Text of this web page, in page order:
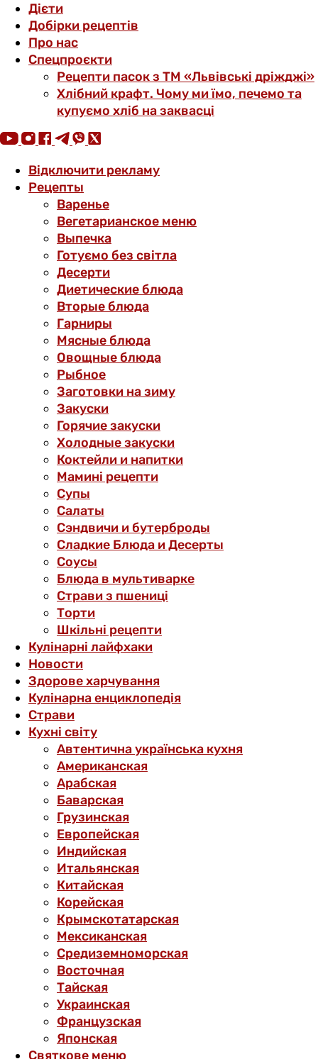
Дієти
Добірки рецептів
Про нас
Спецпроєкти
Рецепти пасок з ТМ «Львівські дріжджі»
Хлібний крафт. Чому ми їмо, печемо та
купуємо хліб на заквасці
Відключити рекламу
Рецепты
Варенье
Вегетарианское меню
Выпечка
Готуємо без світла
Десерти
Диетические блюда
Вторые блюда
Гарниры
Мясные блюда
Овощные блюда
Рыбное
Заготовки на зиму
Закуски
Горячие закуски
Холодные закуски
Коктейли и напитки
Мамині рецепти
Супы
Салаты
Сэндвичи и бутерброды
Сладкие Блюда и Десерты
Соусы
Блюда в мультиварке
Страви з пшениці
Торти
Шкільні рецепти
Кулінарні лайфхаки
Новости
Здорове харчування
Кулінарна енциклопедія
Страви
Кухні світу
Автентична українська кухня
Американская
Арабская
Баварская
Грузинская
Европейская
Индийская
Итальянская
Китайская
Корейская
Крымскотатарская
Мексиканская
Средиземноморская
Восточная
Тайская
Украинская
Французская
Японская
Святкове меню